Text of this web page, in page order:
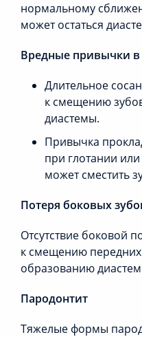
нормальному
может остаться
Вредные привычки в
Длительное
к смещению
диастемы.
Привычка
при глотании
может сместить
Потеря боковых
Отсутствие боковой
к смещению передних
образованию
Пародонтит
Тяжелые формы